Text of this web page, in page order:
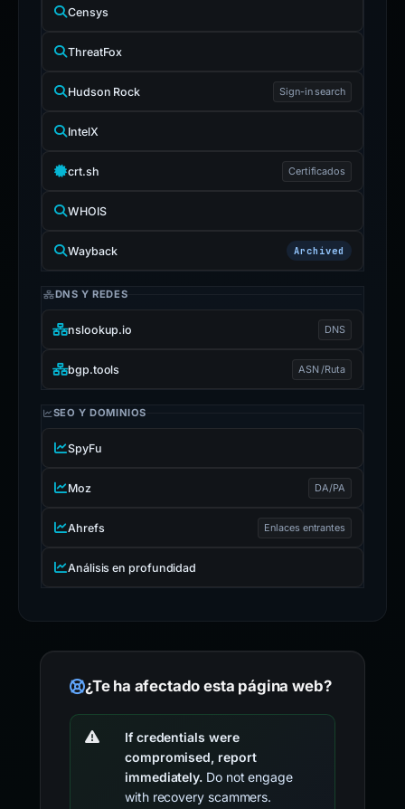
Censys
ThreatFox
Hudson Rock Sign-in search
IntelX
crt.sh Certificados
WHOIS
Wayback Archived
DNS Y REDES
nslookup.io DNS
bgp.tools ASN /Ruta
SEO Y DOMINIOS
SpyFu
Moz DA/PA
Ahrefs Enlaces entrantes
Análisis en profundidad
¿Te ha afectado esta página web?
If credentials were
compromised, report
immediately. Do not engage
with recovery scammers.